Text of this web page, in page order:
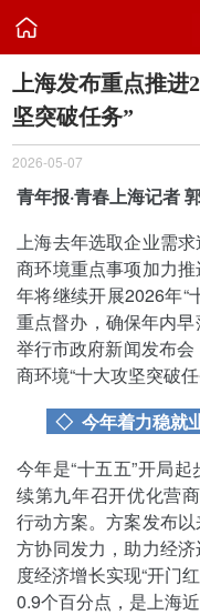

上海发布重点推进
坚突破任务”
2026-05-07
青年报·青春上海记者
上海去年选取企业需
商环境重点事项加力
年将继续开展2026年“
重点督办，确保年内
举行市政府新闻发布
商环境“十大攻坚突破任
◇ 今年着力稳就
今年是“十五五”开局
续第九年召开优化营
行动方案。方案发布
方协同发力，助力经
度经济增长实现“开门
0.9个百分点，是上海